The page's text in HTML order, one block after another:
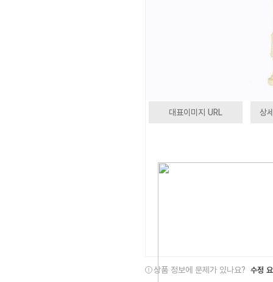
대표이미지 URL 상
상품 정보에 문제가 있나요? 수정